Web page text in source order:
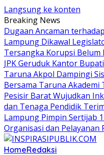
Langsung ke konten
Breaking News
Dugaan Ancaman
Lampung Dikawal
Tersangka Korupsi
JPK Geruduk Kantor
Taruna Akpol Dampingi
Bersama Taruna Akademi
Pesisir Barat Wujudkan
dan Tenaga Pendidik
Lampung Pimpin Sertijab
Organisasi dan Pelayanan
HomeRedaksi